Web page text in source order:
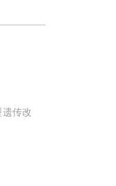
传改